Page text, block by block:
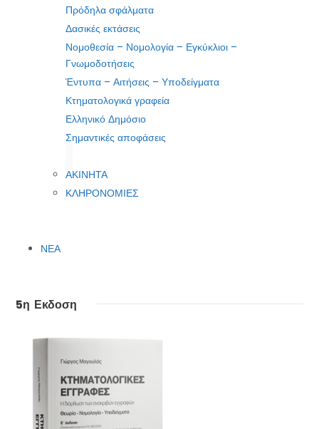
Πρόδηλα σφάλματα
Δασικές εκτάσεις
Νομοθεσία – Νομολογία – Εγκύκλιοι –
Γνωμοδοτήσεις
Έντυπα – Αιτήσεις – Υποδείγματα
Κτηματολογικά γραφεία
Ελληνικό Δημόσιο
Σημαντικές αποφάσεις
ΑΚΙΝΗΤΑ
ΚΛΗΡΟΝΟΜΙΕΣ
ΝΕΑ
5η Εκδοση